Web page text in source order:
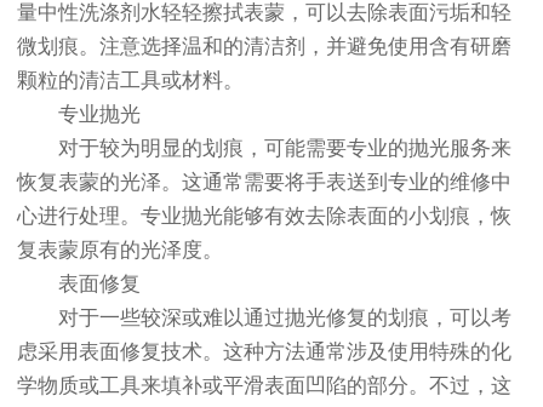
量中性洗涤剂水轻轻擦拭表蒙，可以去除表面污垢和轻
微划痕。注意选择温和的清洁剂，并避免使用含有研磨
颗粒的清洁工具或材料。
专业抛光
对于较为明显的划痕，可能需要专业的抛光服务来
恢复表蒙的光泽。这通常需要将手表送到专业的维修中
心进行处理。专业抛光能够有效去除表面的小划痕，恢
复表蒙原有的光泽度。
表面修复
对于一些较深或难以通过抛光修复的划痕，可以考
虑采用表面修复技术。这种方法通常涉及使用特殊的化
学物质或工具来填补或平滑表面凹陷的部分。不过，这